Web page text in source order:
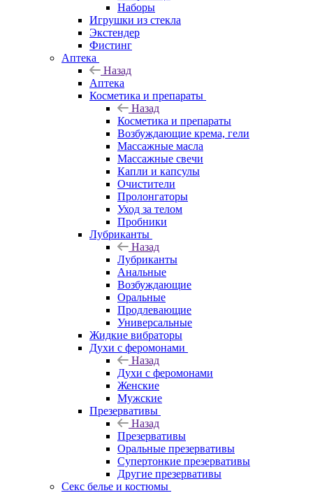
Наборы
Игрушки из стекла
Экстендер
Фистинг
Аптека
Назад
Аптека
Косметика и препараты
Назад
Косметика и препараты
Возбуждающие крема, гели
Массажные масла
Массажные свечи
Капли и капсулы
Очистители
Пролонгаторы
Уход за телом
Пробники
Лубриканты
Назад
Лубриканты
Анальные
Возбуждающие
Оральные
Продлевающие
Универсальные
Жидкие вибраторы
Духи с феромонами
Назад
Духи с феромонами
Женские
Мужские
Презервативы
Назад
Презервативы
Оральные презервативы
Супертонкие презервативы
Другие презервативы
Секс белье и костюмы